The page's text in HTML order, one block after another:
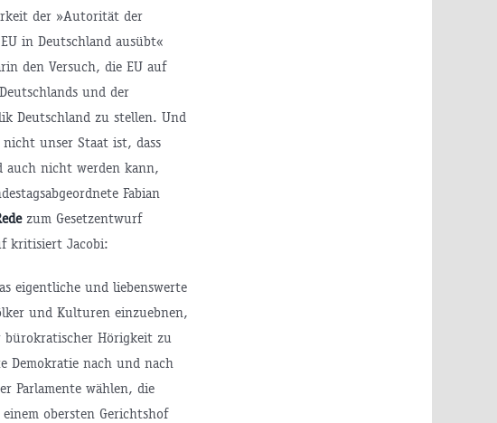
der »Autorität der
in Deutschland ausübt«
den Versuch, die EU auf
und der
Deutschland zu stellen. Und
nicht unser Staat ist, dass
auch nicht werden kann,
Fabian
zum Gesetzentwurf
kritisiert Jacobi:
eigentliche und liebenswerte
und Kulturen einzuebnen,
bürokratischer Hörigkeit zu
Demokratie nach und nach
Parlamente wählen, die
obersten Gerichtshof